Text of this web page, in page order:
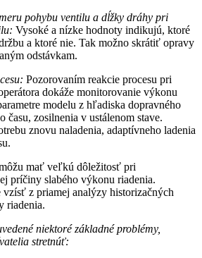
pohybu ventilu a dĺžky dráhy pri
Vysoké a nízke hodnoty indikujú, ktoré
a ktoré nie. Tak možno skrátiť opravy
odstávkam.
Pozorovaním reakcie procesu pri
dokáže monitorovanie výkonu
modelu z hľadiska dopravného
času, zosilnenia v ustálenom stave.
znovu naladenia, adaptívneho ladenia
mať veľkú dôležitosť pri
príčiny slabého výkonu riadenia.
z priamej analýzy historizačných
riadenia.
niektoré základné problémy,
stretnúť: